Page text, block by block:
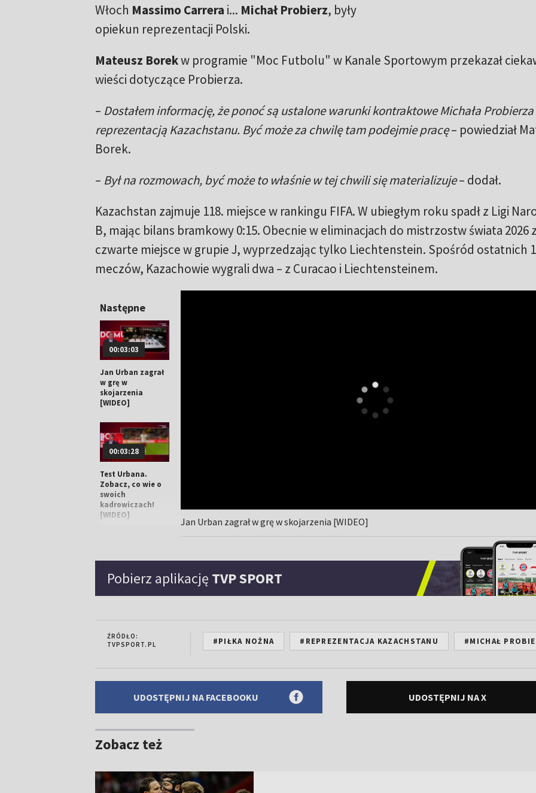
Włoch Massimo Carrera i... Michał Probierz, były
opiekun reprezentacji Polski.
Mateusz Borekw programie "Moc Futbolu" w Kanale Sportowym przekazał
wieści dotyczące Probierza.
– Dostałem informację, że ponoć są ustalone warunki kontraktowe Michała Probierza
reprezentacją Kazachstanu. Być może za chwilę tam podejmie pracę– powiedział
Borek.
– Był na rozmowach, być może to właśnie w tej chwili się materializuje– dodał.
Kazachstan zajmuje 118. miejsce w rankingu FIFA. W ubiegłym roku spadł z Ligi
B, mając bilans bramkowy 0:15. Obecnie w eliminacjach do mistrzostw świata 2026
czwarte miejsce w grupie J, wyprzedzając tylko Liechtenstein. Spośród ostatnich
meczów, Kazachowie wygrali dwa – z Curacao i Liechtensteinem.
Następne
00:03:03
Jan Urban zagrał
w grę w
skojarzenia
[WIDEO]
00:03:28
Test Urbana.
Zobacz, co wie o
swoich
kadrowiczach!
[WIDEO]
Jan Urban zagrał w grę w skojarzenia [WIDEO]
Pobierz aplikację TVP SPORT
ŹRÓDŁO:
TVPSPORT.PL
#PIŁKA NOŻNA #REPREZENTACJA KAZACHSTANU #MICHAŁ
UDOSTĘPNIJ NA FACEBOOKU UDOSTĘPNIJ NA X
Zobacz też